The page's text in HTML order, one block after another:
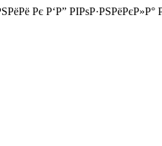
Рє Р‘Р” РІРѕР·РЅРёРєР»Р°